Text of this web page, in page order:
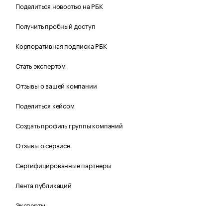
Поделиться новостью на РБК
Получить пробный доступ
Корпоративная подписка РБК
Стать экспертом
Отзывы о вашей компании
Поделиться кейсом
Создать профиль группы компаний
Отзывы о сервисе
Сертифицированные партнеры
Лента публикаций